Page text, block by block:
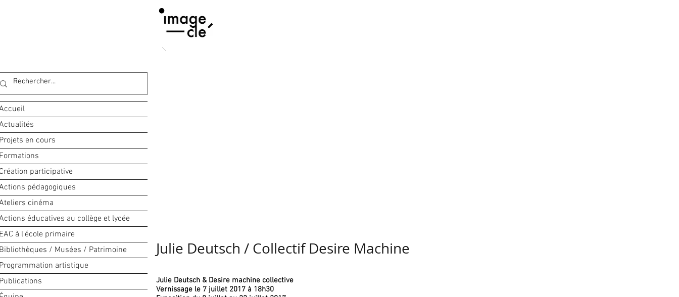
Julie Deutsch / Collectif Desire Machine
Julie Deutsch & Desire machine collective
Vernissage le 7 juillet 2017 à 18h30
en cours
participative
pédagogiques
cinéma
éducatives au collège et lycée
à l'école primaire
/ Musées / Patrimoine
artistique